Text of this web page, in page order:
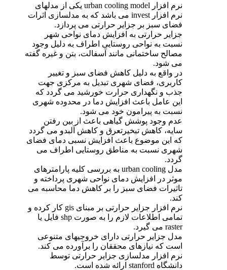
نرم افزار urban cooling model یکی از مدلهای
نرم افزار invest می باشد که به مدلسازی اثرات
فضای سبز بر جزایر حرارتی می پردازد.
جزایر حرارتی به افزایش دمای نواحی شهر
نسبت به نواحی روستایی اطراف به دلیل وجود
مصالح ساختمانی مانند آسفالت، بتن و غیره گفته
می شود.
در واقع به دلیل کاهش فضای سبز و تغییر
کاربری، فضای شهری تبدیل به مرکزی جهت
جذب و نگهداری حرارت خورشید می گردد که
این عامل باعث افزایش دما در محدوده شهری
نسبت به پیرامون خود می شود.
عدم وجود پوشش گیاهی باعث از بین رفتن
سایه، کاهش تبخیرتعرق و کاهش آلبدو می گردد
که این موضوع باعث افزایش نسبی دمای فضای
شهری نسبت به مناطق روستایی اطراف می
گردد.
مدل urban cooling به بررسی کلیه پارامترهای
موثر در افزایش دمای نواحی شهری پرداخته و
تاثیرات فضای سبز را بر کاهش دما محاسبه می
کند.
نرم افزار جزایر حرارتی بر مبنای gis کار کرده و
تمامی اطلاعات لازم را به صورت shp فایل یا
raster می گیرد.
مدل جزایر حرارتی دارای خروجیهای متنوعی
است که نیازهای محققان را برآورده می کند.
نرم افزار مدلسازی جزایر حرارتی توسط
دانشگاه stanford ارائه شده است.